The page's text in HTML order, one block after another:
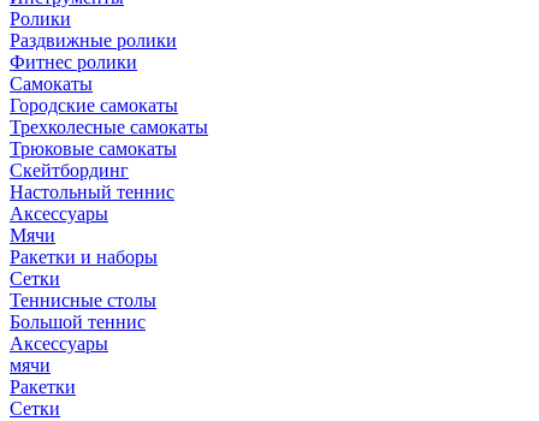
Ролики
Раздвижные ролики
Фитнес ролики
Самокаты
Городские самокаты
Трехколесные самокаты
Трюковые самокаты
Скейтбординг
Настольный теннис
Аксессуары
Мячи
Ракетки и наборы
Сетки
Теннисные столы
Большой теннис
Аксессуары
мячи
Ракетки
Сетки